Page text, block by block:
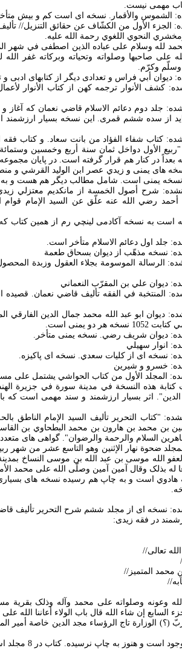
مهمی نيست.
الجزء الأول من الکشّاف عن حقائق التنزيل//
النحوي اللغوي رحمة الله عليه.
والحمد لله وسلام علی عباده الذين اصطفی في
علی صاحبها وصلواته وتحياته وبرکاته غفر الله
وسلّم وکرّم.
نشده: کشف الأنوار ترجمه کهن از کتاب الأنوار
نشده: جلد دوم دعائم الاسلام قاضي نعمان که
از سده ششم قمری. اين نسخه بسيار ارزشمند
نشده: کتاب شفاء الفؤاد من بانت سعاد. و کتاب
"ربيع الأول دواخل ثمان سنة أربع وخمسين
بعداً در کنار هم قرار گرفته است. در پايان
های يمنی و زيدي عصر ابن الوليد القرشي و
نسخه يمنی است. شامل مطالب ديگر هم هست و
نشده: شرح أصول الخمسة از مانکديم معتزلي
أحمد رضي الله عنه علّق عن السيد الإمام قوام
است به نسخه آکادمی لينچي رم از همين کتاب
نشده: الرسالة الموسومة بجلاء العقول وزبدة
نشده: ديوان ابو عبد الله محمد جمال الدين الفارقي
دو يمنی است.
نشده: المجلد الأول من کتاب الحواشي يشتمل علی
اليمن. کتابت 1315 . "کانت کتابة هذه النسخة في مدينة سورة في
الدين". اثر بسيار ارزشمند و سند مهمی است که
نشده: "کتاب التحرير تأليف السيد الإمام
بن محمد بن هارون بن محمد البطحاوي بن
السلام والرحمة والرضوان". گواهی های
المجلد ضحوة نهار الإثنين وهو التاسع عشر من شهر
الله موسی بن عبد الله بن موسی النساخ
له بذلک وقال آمين آمين وصلّی الله علی محمد
هادوي است و به چاپ هم رسيده نسخه های
نشده: نسخه ای از مجلد ششم شرح التحرير تأليف
در فقه زيدی:
تعالی//
محمد المتميز//
الله وعونه وصلواته علی محمد وآله وذلک
إن شاء الله قال باب الولاء أعاننا الله علی
(؟) الوزارة تاج الرؤساء مجد الدين خاصة أمير
و هنوز به چاپ نرسيده. کتاب در 8 مجلد است.